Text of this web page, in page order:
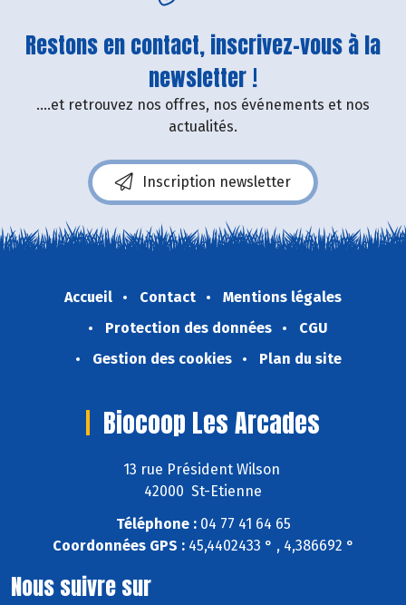
Restons en contact, inscrivez-vous à la
newsletter !
....et retrouvez nos offres, nos événements et nos
actualités.
Inscription newsletter
Accueil Contact
Mentions légales
Protection des données
CGU
Gestion des cookies
Plan du site
Biocoop Les Arcades
13 rue Président Wilson
42000 St-Etienne
Téléphone :04 77 41 64 65
Coordonnées GPS :45,4402433 ° , 4,386692 °
Nous suivre sur